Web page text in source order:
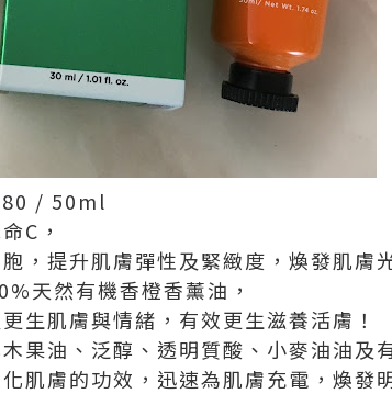
/ 50ml
C，
，提升肌膚彈性及緊緻度，煥發肌膚
天然有機香橙香薰油，
生肌膚與情緒，有效更生滋養活膚！
果油、泛醇、透明質酸、小麥油油及
肌膚的功效，迅速為肌膚充電，煥發